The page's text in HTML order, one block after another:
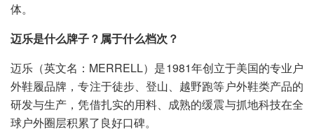
体。
迈乐是什么牌子？属于什么档次？
迈乐（英文名：MERRELL）是1981年创立于美国的专业户
外鞋履品牌，专注于徒步、登山、越野跑等户外鞋类产品的
研发与生产，凭借扎实的用料、成熟的缓震与抓地科技在全
球户外圈层积累了良好口碑。